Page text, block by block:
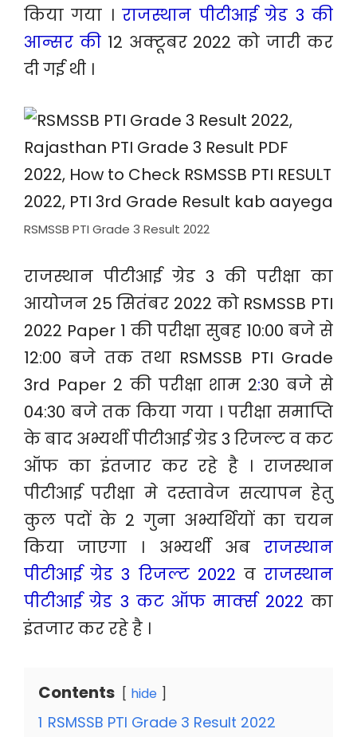
किया गया ।राजस्थान पीटीआई ग्रेड 3 की
आन्सर की12 अक्टूबर 2022 को जारी कर
दी गई थी ।
RSMSSB PTI Grade 3 Result 2022
राजस्थान पीटीआई ग्रेड 3 की परीक्षा का
आयोजन 25 सितंबर 2022 को RSMSSB PTI
2022 Paper 1 की परीक्षा सुबह 10:00 बजे से
12:00 बजे तक तथा RSMSSB PTI Grade
3rd Paper 2 की परीक्षा शाम 2:30 बजे से
04:30 बजे तक किया गया । परीक्षा समाप्ति
के बाद अभ्यर्थी पीटीआई ग्रेड 3 रिजल्ट व कट
ऑफ का इंतजार कर रहे है । राजस्थान
पीटीआई परीक्षा मे दस्तावेज सत्यापन हेतु
कुल पदों के 2 गुना अभ्यर्थियों का चयन
किया जाएगा । अभ्यर्थी अब राजस्थान
पीटीआई ग्रेड 3 रिजल्ट 2022 वराजस्थान
पीटीआई ग्रेड 3 कट ऑफ मार्क्स 2022 का
इंतजार कर रहे है ।
Contents hide
1 RSMSSB PTI Grade 3 Result 2022